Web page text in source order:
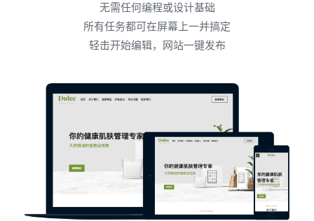
无需任何编程或设计基础
所有任务都可在屏幕上一并搞定
轻击开始编辑，网站一键发布